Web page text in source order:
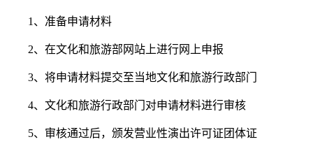
1、准备申请材料
2、在文化和旅游部网站上进行网上申报
3、将申请材料提交至当地文化和旅游行政部门
4、文化和旅游行政部门对申请材料进行审核
5、审核通过后，颁发营业性演出许可证团体证